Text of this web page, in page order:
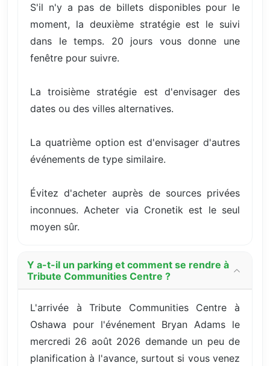
S'il n'y a pas de billets disponibles pour le
moment, la deuxième stratégie est le suivi
dans le temps. 20 jours vous donne une
fenêtre pour suivre.
La troisième stratégie est d'envisager des
dates ou des villes alternatives.
La quatrième option est d'envisager d'autres
événements de type similaire.
Évitez d'acheter auprès de sources privées
inconnues. Acheter via Cronetik est le seul
moyen sûr.
Y a-t-il un parking et comment se rendre à
Tribute Communities Centre ?
L'arrivée à Tribute Communities Centre à
Oshawa pour l'événement Bryan Adams le
mercredi 26 août 2026 demande un peu de
planification à l'avance, surtout si vous venez